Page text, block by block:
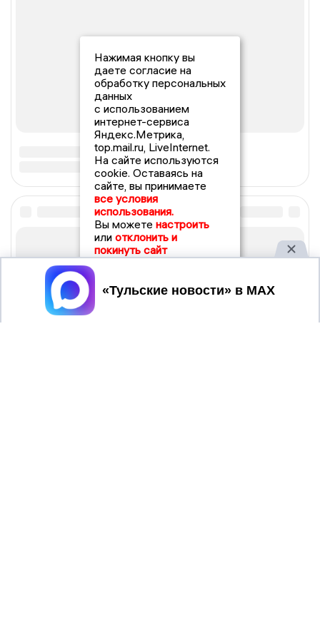
Нажимая кнопку вы
даете согласие на
обработку персональных
данных
с использованием
интернет-сервиса
Яндекс.Метрика,
top.mail.ru, LiveInternet.
На сайте используются
cookie. Оставаясь на
сайте, вы принимаете
все условия
использования.
Вы можете настроить
или отклонить и
покинуть сайт
Принять